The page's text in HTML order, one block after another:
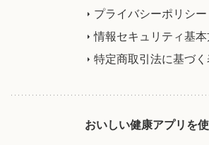
プライバシーポリシー
情報セキュリティ基
特定商取引法に基づ
おいしい健康アプリを